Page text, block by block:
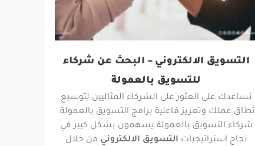
التسويق الالكتروني – البحث عن شركاء
للتسويق بالعمولة
نساعدك على العثور على الشركاء المثاليين لتوسيع
نطاق عملك وتعزيز فاعلية برامج التسويق بالعمولة.
شركاء التسويق بالعمولة يسهمون بشكل كبير في
نجاح استراتيجيات التسويق الالكتروني من خلال